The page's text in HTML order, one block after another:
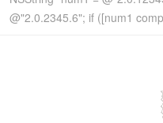
@"2.0.2345.6"; if ([num1